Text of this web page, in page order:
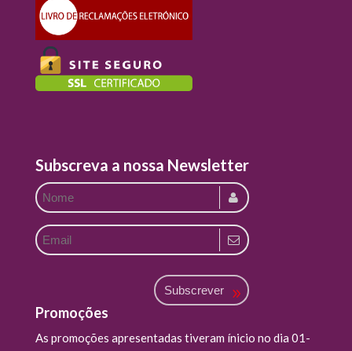
Subscreva a nossa Newsletter
Subscrever
Promoções
As promoções apresentadas tiveram ínicio no dia 01-